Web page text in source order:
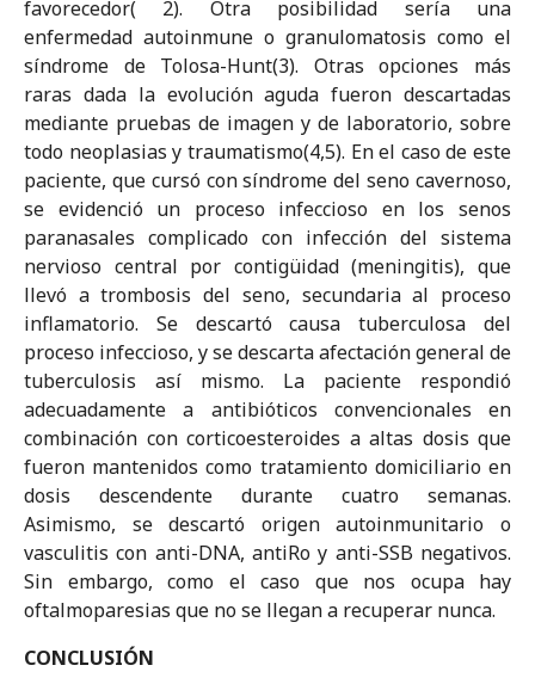
favorecedor( 2). Otra posibilidad sería una
enfermedad autoinmune o granulomatosis como el
síndrome de Tolosa-Hunt(3). Otras opciones más
raras dada la evolución aguda fueron descartadas
mediante pruebas de imagen y de laboratorio, sobre
todo neoplasias y traumatismo(4,5). En el caso de este
paciente, que cursó con síndrome del seno cavernoso,
se evidenció un proceso infeccioso en los senos
paranasales complicado con infección del sistema
nervioso central por contigüidad (meningitis), que
llevó a trombosis del seno, secundaria al proceso
inflamatorio. Se descartó causa tuberculosa del
proceso infeccioso, y se descarta afectación general de
tuberculosis así mismo. La paciente respondió
adecuadamente a antibióticos convencionales en
combinación con corticoesteroides a altas dosis que
fueron mantenidos como tratamiento domiciliario en
dosis descendente durante cuatro semanas.
Asimismo, se descartó origen autoinmunitario o
vasculitis con anti-DNA, antiRo y anti-SSB negativos.
Sin embargo, como el caso que nos ocupa hay
oftalmoparesias que no se llegan a recuperar nunca.
CONCLUSIÓN